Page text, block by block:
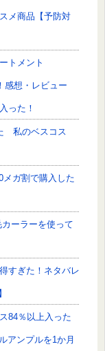
メ商品【予防対
トメント
感想・レビュー
った！
私のベスコス
メガ割で購入した
ーラーを使って
すぎた！ネタバレ
84％以上入った
アンプルを1か月